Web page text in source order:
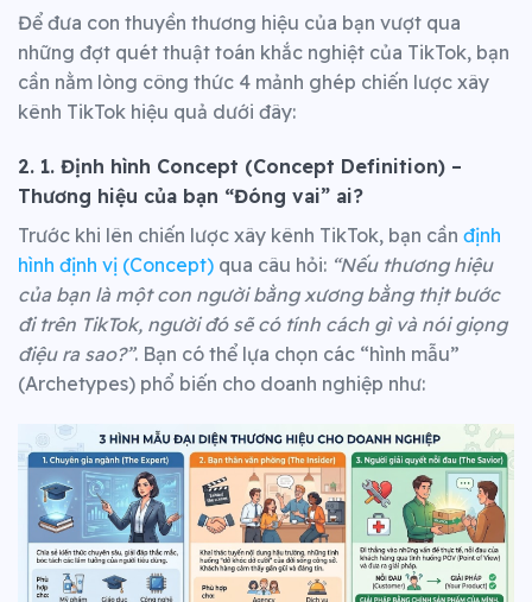
Để đưa con thuyền thương hiệu của bạn vượt qua
những đợt quét thuật toán khắc nghiệt của TikTok, bạn
cần nằm lòng công thức 4 mảnh ghép chiến lược xây
kênh TikTok hiệu quả dưới đây:
2. 1. Định hình Concept (Concept Definition) –
Thương hiệu của bạn “Đóng vai” ai?
Trước khi lên chiến lược xây kênh TikTok, bạn cần định
hình định vị (Concept) qua câu hỏi: “Nếu thương hiệu
của bạn là một con người bằng xương bằng thịt bước
đi trên TikTok, người đó sẽ có tính cách gì và nói giọng
điệu ra sao?”. Bạn có thể lựa chọn các “hình mẫu”
(Archetypes) phổ biến cho doanh nghiệp như: